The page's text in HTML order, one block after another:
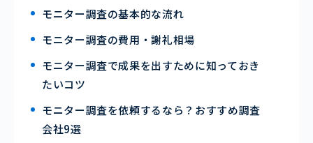
モニター調査の基本的な流れ
モニター調査の費用・謝礼相場
モニター調査で成果を出すために知っておき
たいコツ
モニター調査を依頼するなら？おすすめ調査
会社9選